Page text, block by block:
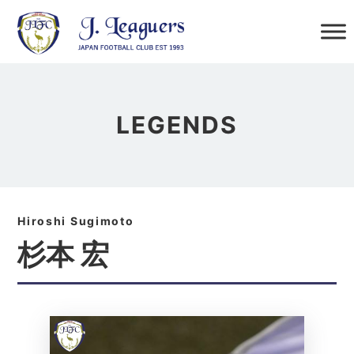
LEGENDS
杉本 宏